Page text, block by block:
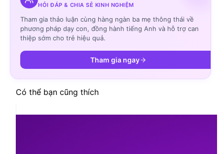
HỎI ĐÁP & CHIA SẺ KINH NGHIỆM
Tham gia thảo luận cùng hàng ngàn ba mẹ thông thái về
phương pháp dạy con, đồng hành tiếng Anh và hỗ trợ can
thiệp sớm cho trẻ hiệu quả.
Tham gia ngay
Có thể bạn cũng thích